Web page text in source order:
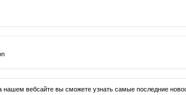
вебсайте вы сможете узнать самые последние